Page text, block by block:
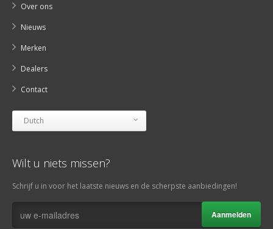
Over ons
Nieuws
Merken
Dealers
Contact
Dutch
Wilt u niets missen?
Schrijf u in voor het laatste nieuws en de scherpste aanbiedingen!
Aanmelden